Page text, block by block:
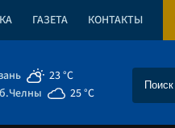
ГАЗЕТА КОНТАКТЫ
23 °C
25 °C